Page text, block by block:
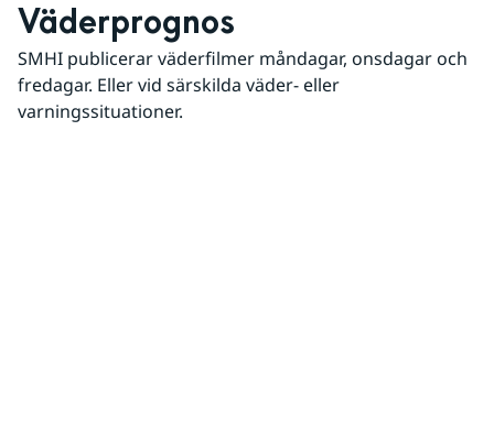
Väderprognos
SMHI publicerar väderfilmer måndagar, onsdagar och
fredagar. Eller vid särskilda väder- eller
varningssituationer.